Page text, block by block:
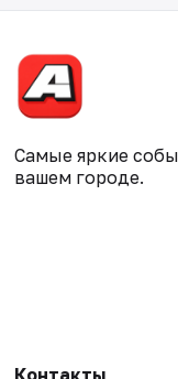
Самые яркие
вашем городе.